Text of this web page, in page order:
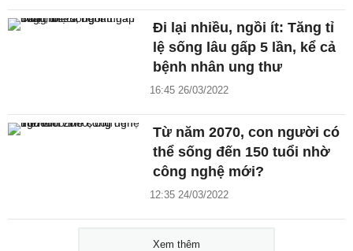
Đi lại nhiều, ngồi ít: Tăng tỉ
lệ sống lâu gấp 5 lần, kể cả
bệnh nhân ung thư
16:45 26/03/2022
Từ năm 2070, con người có
thể sống đến 150 tuổi nhờ
công nghệ mới?
12:35 24/03/2022
Xem thêm